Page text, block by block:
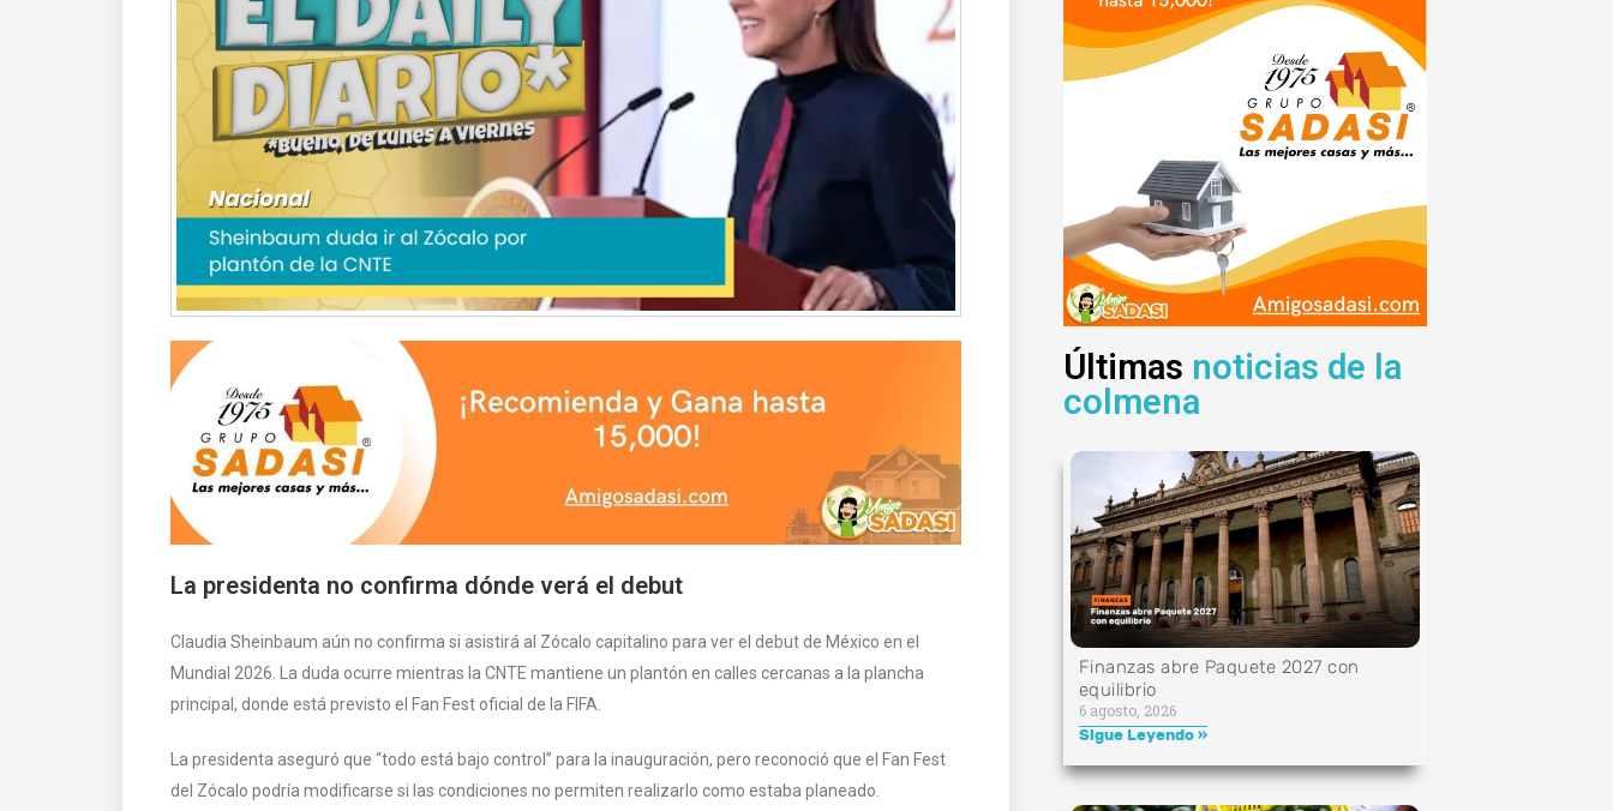
La presidenta no confirma dónde verá el debut
Claudia Sheinbaum aún no confirma si asistirá al Zócalo capitalino para ver el debut de México en el
Mundial 2026. La duda ocurre mientras la CNTE mantiene un plantón en calles cercanas a la plancha
principal, donde está previsto el Fan Fest oficial de la FIFA.
La presidenta aseguró que “todo está bajo control” para la inauguración, pero reconoció que el Fan Fest
del Zócalo podría modificarse si las condiciones no permiten realizarlo como estaba planeado.
Últimas noticias de la
colmena
Finanzas abre Paquete 2027 con
equilibrio
6 agosto, 2026
Sigue Leyendo »